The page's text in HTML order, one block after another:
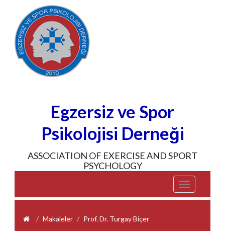
Egzersiz ve Spor
Psikolojisi Derneği
ASSOCIATION OF EXERCISE AND SPORT
PSYCHOLOGY
Toggle
navigation
Makaleler Prof. Dr. Turgay Biçer